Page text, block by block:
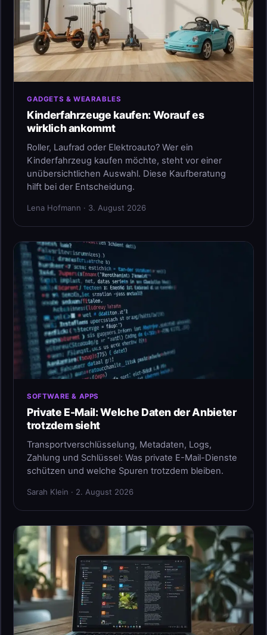
GADGETS & WEARABLES
Kinderfahrzeuge kaufen: Worauf es
wirklich ankommt
Roller, Laufrad oder Elektroauto? Wer ein
Kinderfahrzeug kaufen möchte, steht vor einer
unübersichtlichen Auswahl. Diese Kaufberatung
hilft bei der Entscheidung.
Lena Hofmann · 3. August 2026
SOFTWARE & APPS
Private E-Mail: Welche Daten der Anbieter
trotzdem sieht
Transportverschlüsselung, Metadaten, Logs,
Zahlung und Schlüssel: Was private E-Mail-Dienste
schützen und welche Spuren trotzdem bleiben.
Sarah Klein · 2. August 2026